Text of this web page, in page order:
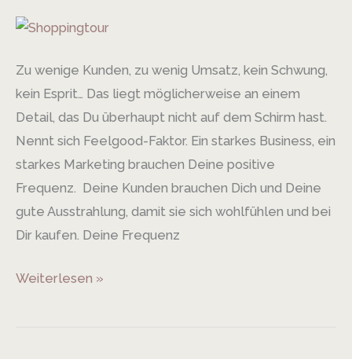
Zu wenige Kunden, zu wenig Umsatz, kein Schwung,
kein Esprit… Das liegt möglicherweise an einem
Detail, das Du überhaupt nicht auf dem Schirm hast.
Nennt sich Feelgood-Faktor. Ein starkes Business, ein
starkes Marketing brauchen Deine positive
Frequenz. Deine Kunden brauchen Dich und Deine
gute Ausstrahlung, damit sie sich wohlfühlen und bei
Dir kaufen. Deine Frequenz
nicht
rund?
Weiterlesen »